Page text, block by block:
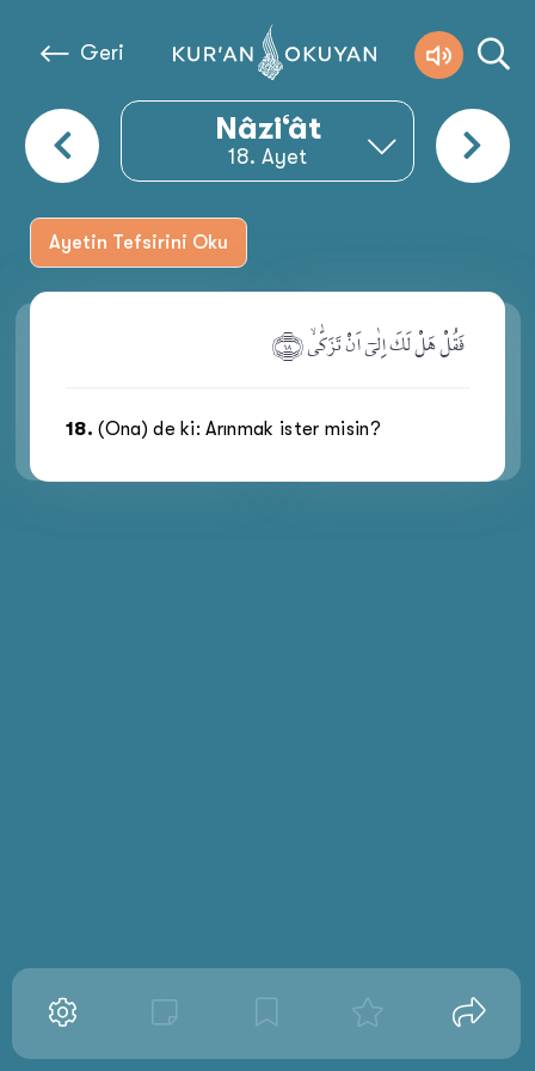
Geri
Nâzi‘ât
18. Ayet
Ayetin Tefsirini Oku
فَقُلْ هَلْ لَكَ اِلٰىٓ اَنْ تَزَكّٰىۙ ﴿١٨﴾
18. (Ona) de ki: Arınmak ister misin?